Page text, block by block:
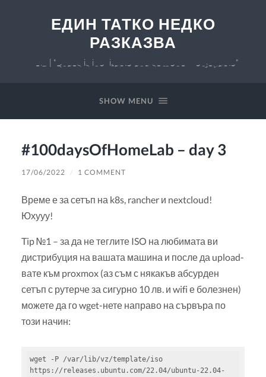
ЕДИН ТАТКО НЕДКО
РАЗКАЗВА
v 0.7 | "Chaos is inevitable and somehow enjoyable"
SHOW MENU
#100daysOfHomeLab – day 3
17/06/2022 / 1 COMMENT
Време е за сетъп на k8s, rancher и nextcloud!
Юхууу!
Tip №1 – за да не теглите ISO на любимата ви
дистрибуция на вашата машина и после да upload-
вате към proxmox (аз съм с някакъв абсурден
сетъп с рутерче за сигурно 10 лв. и wifi е болезнен)
можете да го wget-нете направо на сървъра по
този начин:
wget -P /var/lib/vz/template/iso
https://releases.ubuntu.com/22.04/ubuntu-22.04-